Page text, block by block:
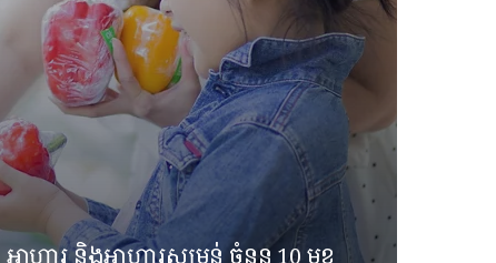
​​អាហារ និងអាហារសម្រន់ ចំនួន 10 មុខ